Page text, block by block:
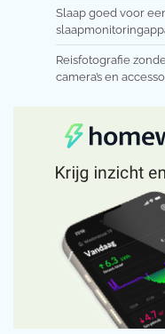
Slaap goed voor
Reisfotografie
camera’s en